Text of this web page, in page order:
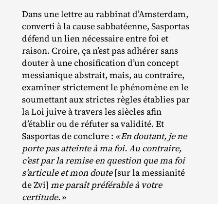
Dans une lettre au rabbinat d’Amsterdam,
converti à la cause sabbatéenne, Sasportas
défend un lien nécessaire entre foi et
raison. Croire, ça n’est pas adhérer sans
douter à une chosification d’un concept
messianique abstrait, mais, au contraire,
examiner strictement le phénomène en le
soumettant aux strictes règles établies par
la Loi juive à travers les siècles afin
d’établir ou de réfuter sa validité. Et
Sasportas de conclure : «En doutant, je ne
porte pas atteinte à ma foi. Au contraire,
c’est par la remise en question que ma foi
s’articule et mon doute[sur la messianité
de Zvi] me paraît préférable à votre
certitude.»